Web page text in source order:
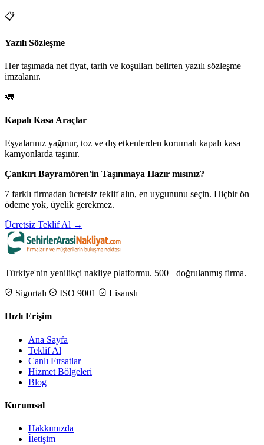
📋
Yazılı Sözleşme
Her taşımada net fiyat, tarih ve koşulları belirten yazılı sözleşme
imzalanır.
🚛
Kapalı Kasa Araçlar
Eşyalarınız yağmur, toz ve dış etkenlerden korumalı kapalı kasa
kamyonlarda taşınır.
Çankırı Bayramören'in Taşınmaya Hazır mısınız?
7 farklı firmadan ücretsiz teklif alın, en uygununu seçin. Hiçbir ön
ödeme yok, üyelik gerekmez.
Ücretsiz Teklif Al →
Türkiye'nin yenilikçi nakliye platformu. 500+ doğrulanmış firma.
Sigortalı
ISO 9001 Lisanslı
Hızlı Erişim
Ana Sayfa
Teklif Al
Canlı Fırsatlar
Hizmet Bölgeleri
Blog
Kurumsal
Hakkımızda
İletişim